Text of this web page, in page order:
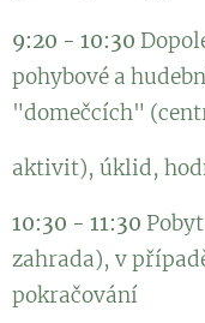
9:20 - 10:30
pohybové a
"domečcích"
aktivit), úklid,
10:30 - 11:30
zahrada), v
pokračování